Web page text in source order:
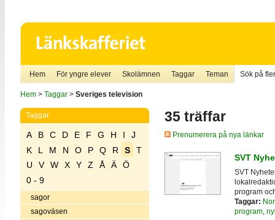
Hem För yngre elever Skolämnen Taggar Teman Sök på
Hem> Taggar> Sveriges television
Taggar
A B C D E F G H I
J
K
L M N O P Q R S
T
U
V W X Y Z Å Ä
Ö
0 - 9
sagor
sagoväsen
35 träffar
Prenumerera på nya länkar
SVT
SVT
program
Taggar:
program,